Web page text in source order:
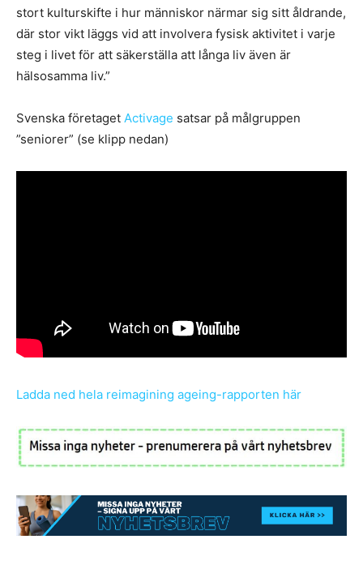
stort kulturskifte i hur människor närmar sig sitt åldrande,
där stor vikt läggs vid att involvera fysisk aktivitet i varje
steg i livet för att säkerställa att långa liv även är
hälsosamma liv.”
Svenska företaget Activage satsar på målgruppen
”seniorer” (se klipp nedan)
Ladda ned hela reimagining ageing-rapporten här